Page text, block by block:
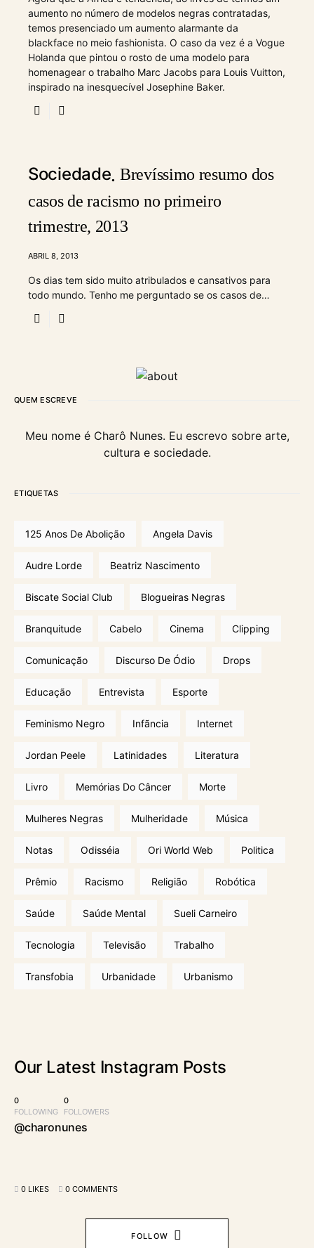
aumento no número de modelos negras contratadas,
temos presenciado um aumento alarmante da
blackface no meio fashionista. O caso da vez é a Vogue
Holanda que pintou o rosto de uma modelo para
homenagear o trabalho Marc Jacobs para Louis Vuitton,
inspirado na inesquecível Josephine Baker.
Sociedade Brevíssimo resumo dos
casos de racismo no primeiro
trimestre, 2013
ABRIL 8, 2013
Os dias tem sido muito atribulados e cansativos para
todo mundo. Tenho me perguntado se os casos de…
QUEM ESCREVE
Meu nome é Charô Nunes. Eu escrevo sobre arte,
cultura e sociedade.
ETIQUETAS
125 Anos De Abolição Angela Davis
Audre Lorde Beatriz Nascimento
Biscate Social Club Blogueiras Negras
Branquitude Cabelo Cinema Clipping
Comunicação Discurso De Ódio Drops
Educação Entrevista Esporte
Feminismo Negro Infãncia Internet
Jordan Peele Latinidades Literatura
Livro Memórias Do Câncer Morte
Mulheres Negras Mulheridade Música
Notas Odisséia Ori World Web Politica
Prêmio Racismo Religião Robótica
Saúde Saúde Mental Sueli Carneiro
Tecnologia Televisão Trabalho
Transfobia Urbanidade Urbanismo
Our Latest Instagram Posts
0
FOLLOWING
0
FOLLOWERS
@charonunes
0 LIKES 0 COMMENTS
FOLLOW